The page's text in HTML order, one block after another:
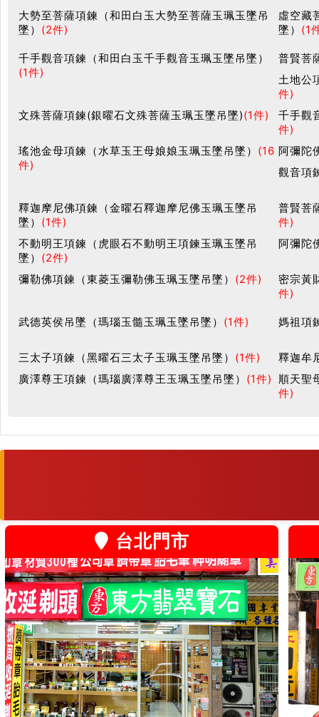
大勢至菩薩項鍊（和田白玉大勢至菩薩玉珮玉墜吊
墜） (2件)
虛空藏
墜） (1
千手觀音項鍊（和田白玉千手觀音玉珮玉墜吊墜）
(1件)
普賢菩
土地公
件)
文殊菩薩項鍊(銀曜石文殊菩薩玉珮玉墜吊墜)(1件)
千手觀
件)
瑤池金母項鍊（水草玉王母娘娘玉珮玉墜吊墜） (16
件)
阿彌陀
觀音項
釋迦摩尼佛項鍊（金曜石釋迦摩尼佛玉珮玉墜吊
墜） (1件)
普賢菩
件)
不動明王項鍊（虎眼石不動明王項鍊玉珮玉墜吊
墜） (2件)
阿彌陀
彌勒佛項鍊（東菱玉彌勒佛玉珮玉墜吊墜） (2件)
密宗黃
件)
武德英侯吊墜（瑪瑙玉髓玉珮玉墜吊墜） (1件) 媽祖項
三太子項鍊（黑曜石三太子玉珮玉墜吊墜） (1件)
釋迦牟
廣澤尊王項鍊（瑪瑙廣澤尊王玉珮玉墜吊墜） (1件)
順天聖
件)
台北門市